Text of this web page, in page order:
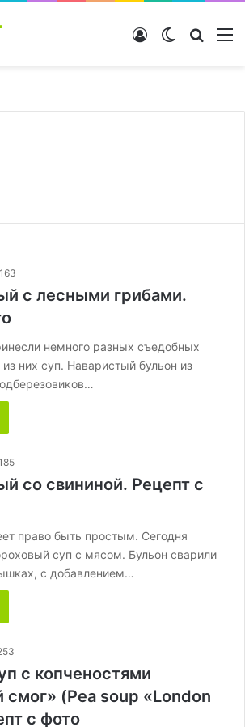
Switch skin
Войти
163
с лесными грибами.
немного разных съедобных
из них суп. Наваристый бульон из
со свининой. Рецепт с
право быть простым. Сегодня
суп с мясом. Бульон сварили
с добавлением…
с копченостями
смог» (Pea soup «London
с фото